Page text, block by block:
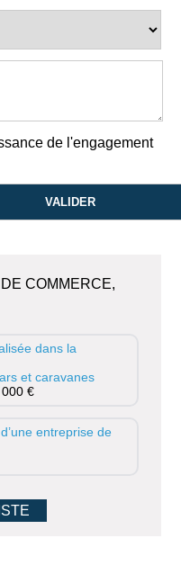
de l'engagement
COMMERCE,
dans la
et caravanes
€
entreprise de